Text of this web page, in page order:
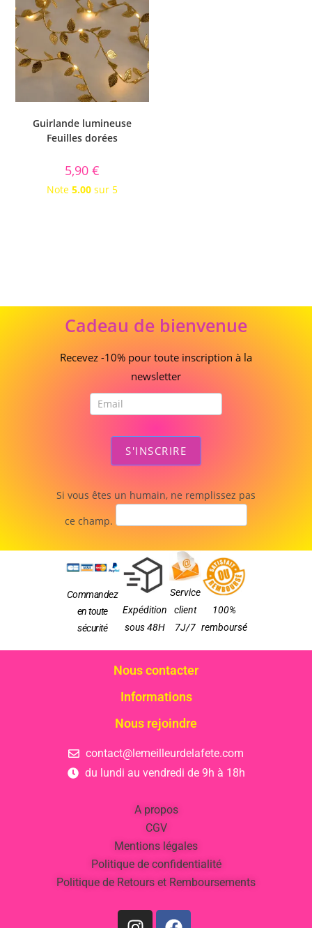
Guirlande lumineuse
Feuilles dorées
5,90€
Note5.00 sur 5
deCadeau de bienvenue
Recevez -10% pour toute inscription à la
newsletter
S'INSCRIRE
Si vous êtes un humain, ne remplissez pas
ce champ.
Commandez
en toute
sécurité
Expédition
sous 48H
Service
client
7J/7
100%
remboursé
Nous contacter
Informations
Nous rejoindre
contact@lemeilleurdelafete.com
du lundi au vendredi de 9h à 18h
A propos
CGV
Mentions légales
Politique de confidentialité
Politique de Retours et Remboursements